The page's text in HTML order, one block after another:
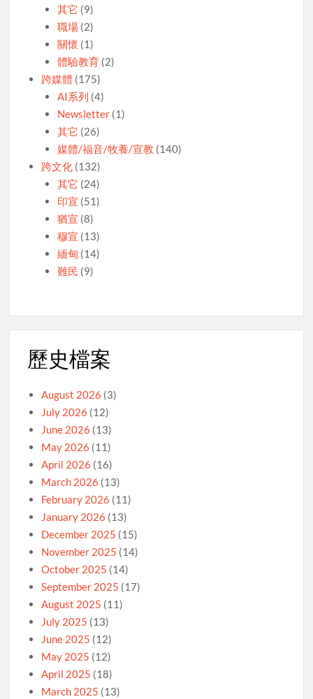
其它 (9)
職場(2)
關懷 (1)
體驗教育(2)
跨媒體 (175)
AI系列 (4)
Newsletter(1)
其它 (26)
媒體/福音/牧養/宣教 (140)
跨文化 (132)
其它 (24)
印宣 (51)
猶宣 (8)
穆宣 (13)
緬甸 (14)
難民 (9)
歷史檔案
August 2026 (3)
July 2026 (12)
June 2026 (13)
May 2026 (11)
April 2026 (16)
March 2026 (13)
February 2026 (11)
January 2026 (13)
December 2025 (15)
November 2025 (14)
October 2025 (14)
September 2025 (17)
August 2025 (11)
July 2025 (13)
June 2025 (12)
May 2025 (12)
April 2025 (18)
March 2025 (13)